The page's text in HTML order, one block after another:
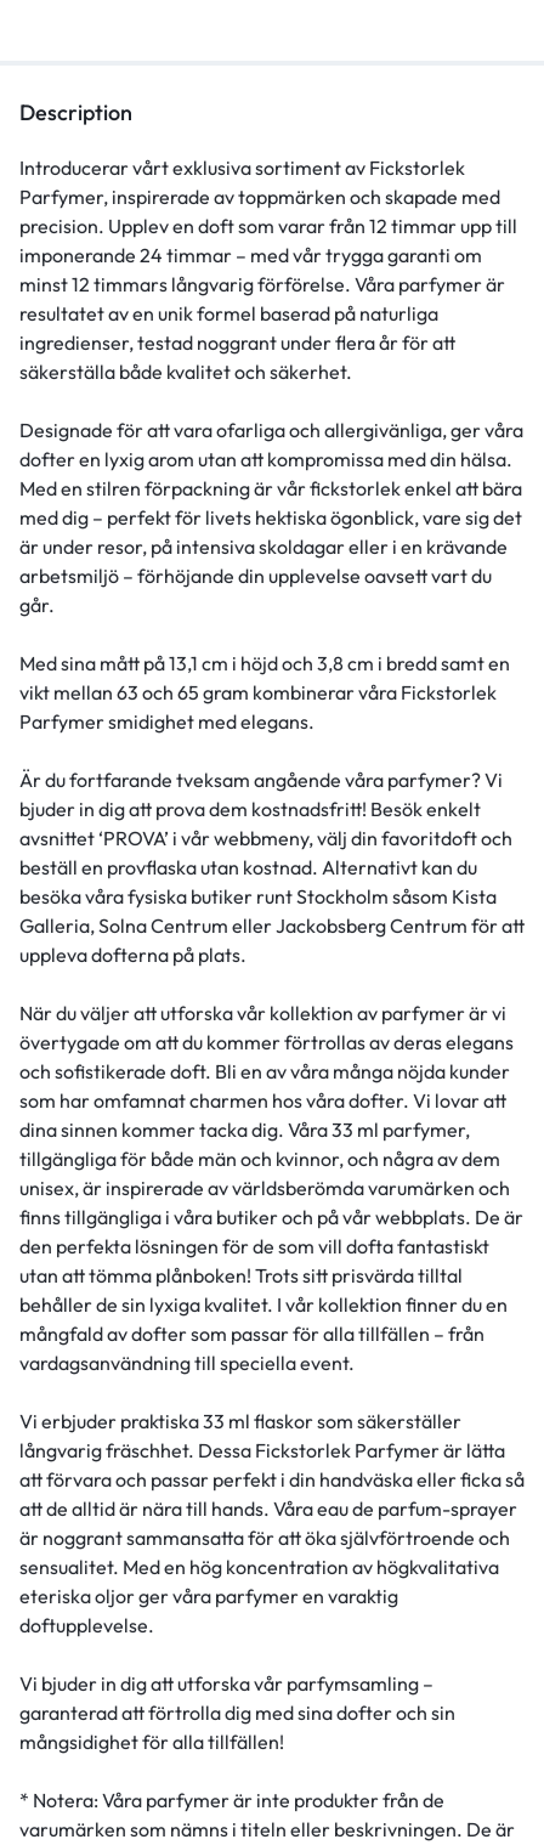
Description
Introducerar vårt exklusiva sortiment av Fickstorlek
Parfymer, inspirerade av toppmärken och skapade med
precision. Upplev en doft som varar från 12 timmar upp till
imponerande 24 timmar – med vår trygga garanti om
minst 12 timmars långvarig förförelse. Våra parfymer är
resultatet av en unik formel baserad på naturliga
ingredienser, testad noggrant under flera år för att
säkerställa både kvalitet och säkerhet.
Designade för att vara ofarliga och allergivänliga, ger våra
dofter en lyxig arom utan att kompromissa med din hälsa.
Med en stilren förpackning är vår fickstorlek enkel att bära
med dig – perfekt för livets hektiska ögonblick, vare sig det
är under resor, på intensiva skoldagar eller i en krävande
arbetsmiljö – förhöjande din upplevelse oavsett vart du
går.
Med sina mått på 13,1 cm i höjd och 3,8 cm i bredd samt en
vikt mellan 63 och 65 gram kombinerar våra Fickstorlek
Parfymer smidighet med elegans.
Är du fortfarande tveksam angående våra parfymer? Vi
bjuder in dig att prova dem kostnadsfritt! Besök enkelt
avsnittet ‘PROVA’ i vår webbmeny, välj din favoritdoft och
beställ en provflaska utan kostnad. Alternativt kan du
besöka våra fysiska butiker runt Stockholm såsom Kista
Galleria, Solna Centrum eller Jackobsberg Centrum för att
uppleva dofterna på plats.
När du väljer att utforska vår kollektion av parfymer är vi
övertygade om att du kommer förtrollas av deras elegans
och sofistikerade doft. Bli en av våra många nöjda kunder
som har omfamnat charmen hos våra dofter. Vi lovar att
dina sinnen kommer tacka dig. Våra 33 ml parfymer,
tillgängliga för både män och kvinnor, och några av dem
unisex, är inspirerade av världsberömda varumärken och
finns tillgängliga i våra butiker och på vår webbplats. De är
den perfekta lösningen för de som vill dofta fantastiskt
utan att tömma plånboken! Trots sitt prisvärda tilltal
behåller de sin lyxiga kvalitet. I vår kollektion finner du en
mångfald av dofter som passar för alla tillfällen – från
vardagsanvändning till speciella event.
Vi erbjuder praktiska 33 ml flaskor som säkerställer
långvarig fräschhet. Dessa Fickstorlek Parfymer är lätta
att förvara och passar perfekt i din handväska eller ficka så
att de alltid är nära till hands. Våra eau de parfum-sprayer
är noggrant sammansatta för att öka självförtroende och
sensualitet. Med en hög koncentration av högkvalitativa
eteriska oljor ger våra parfymer en varaktig
doftupplevelse.
Vi bjuder in dig att utforska vår parfymsamling –
garanterad att förtrolla dig med sina dofter och sin
mångsidighet för alla tillfällen!
* Notera: Våra parfymer är inte produkter från de
varumärken som nämns i titeln eller beskrivningen. De är